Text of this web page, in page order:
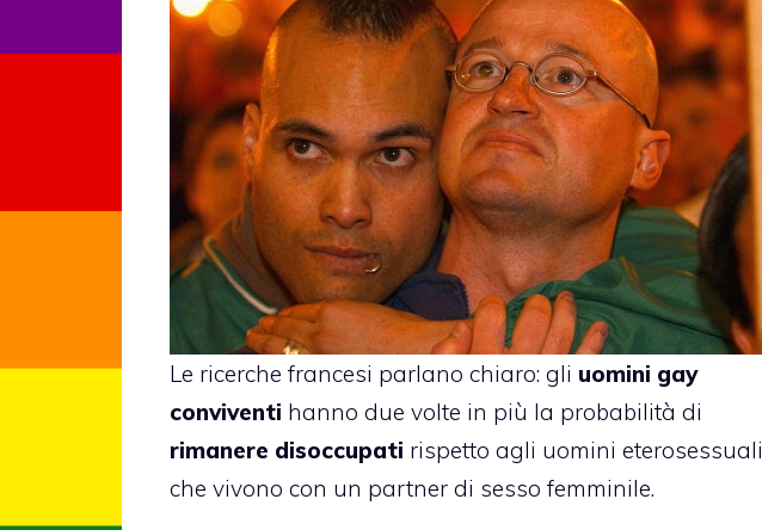
Le ricerche francesi parlano chiaro: gli uomini gay
conviventi hanno due volte in più la probabilità di
rimanere disoccupati rispetto agli uomini eterosessuali
che vivono con un partner di sesso femminile.